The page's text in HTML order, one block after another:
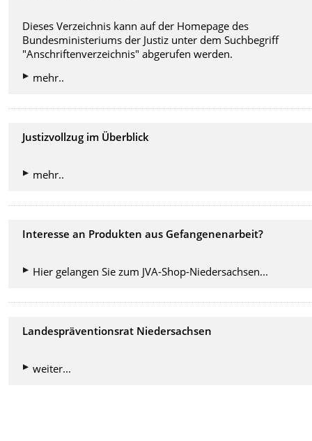
Dieses Verzeichnis kann auf der Homepage des
Bundesministeriums der Justiz unter dem Suchbegriff
"Anschriftenverzeichnis" abgerufen werden.
mehr..
Justizvollzug im Überblick
mehr..
Interesse an Produkten aus Gefangenenarbeit?
Hier gelangen Sie zum JVA-Shop-Niedersachsen...
Landespräventionsrat Niedersachsen
weiter...